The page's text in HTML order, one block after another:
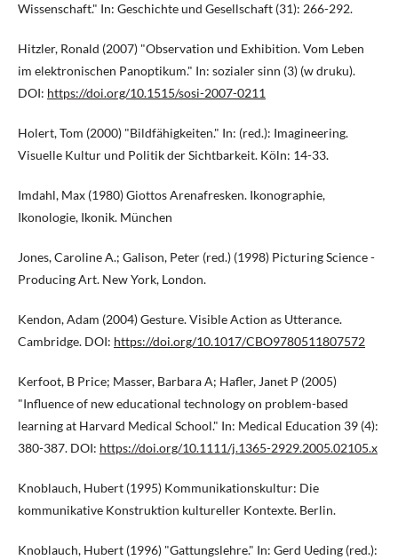
Wissenschaft." In: Geschichte und Gesellschaft (31): 266-292.
Hitzler, Ronald (2007) "Observation und Exhibition. Vom Leben
im elektronischen Panoptikum." In: sozialer sinn (3) (w druku).
DOI: https://doi.org/10.1515/sosi-2007-0211
Holert, Tom (2000) "Bildfähigkeiten." In: (red.): Imagineering.
Visuelle Kultur und Politik der Sichtbarkeit. Köln: 14-33.
Imdahl, Max (1980) Giottos Arenafresken. Ikonographie,
Ikonologie, Ikonik. München
Jones, Caroline A.; Galison, Peter (red.) (1998) Picturing Science -
Producing Art. New York, London.
Kendon, Adam (2004) Gesture. Visible Action as Utterance.
Cambridge. DOI: https://doi.org/10.1017/CBO9780511807572
Kerfoot, B Price; Masser, Barbara A; Hafler, Janet P (2005)
"Influence of new educational technology on problem-based
learning at Harvard Medical School." In: Medical Education 39 (4):
380-387. DOI: https://doi.org/10.1111/j.1365-2929.2005.02105.x
Knoblauch, Hubert (1995) Kommunikationskultur: Die
kommunikative Konstruktion kultureller Kontexte. Berlin.
Knoblauch, Hubert (1996) "Gattungslehre." In: Gerd Ueding (red.):